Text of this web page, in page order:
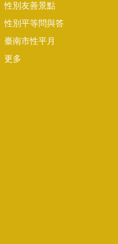
性別友善景點
性別平等問與答
臺南市性平月
更多